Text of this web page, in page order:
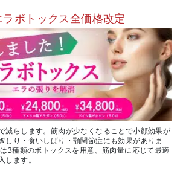
ボトックス全価格改定
減らします。筋肉が少なくなることで小顔効果が
しり・食いしばり・顎関節症にも効果がありま
3種類のボトックスを用意。筋肉量に応じて最適
ます。